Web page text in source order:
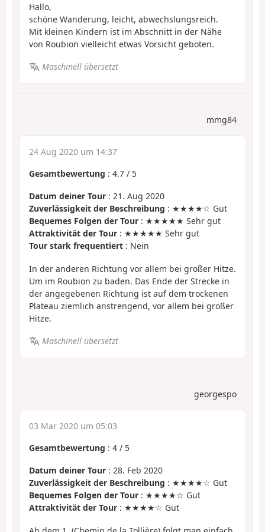
Hallo,
schöne Wanderung, leicht, abwechslungsreich.
Mit kleinen Kindern ist im Abschnitt in der Nähe
von Roubion vielleicht etwas Vorsicht geboten.
Maschinell übersetzt
mmg84
24 Aug 2020 um 14:37
Gesamtbewertung : 4.7 / 5
Datum deiner Tour : 21. Aug 2020
Zuverlässigkeit der Beschreibung : ★★★★☆ Gut
Bequemes Folgen der Tour : ★★★★★ Sehr gut
Attraktivität der Tour : ★★★★★ Sehr gut
Tour stark frequentiert : Nein
In der anderen Richtung vor allem bei großer Hitze.
Um im Roubion zu baden. Das Ende der Strecke in
der angegebenen Richtung ist auf dem trockenen
Plateau ziemlich anstrengend, vor allem bei großer
Hitze.
Maschinell übersetzt
georgespo
03 Mär 2020 um 05:03
Gesamtbewertung : 4 / 5
Datum deiner Tour : 28. Feb 2020
Zuverlässigkeit der Beschreibung : ★★★★☆ Gut
Bequemes Folgen der Tour : ★★★★☆ Gut
Attraktivität der Tour : ★★★★☆ Gut